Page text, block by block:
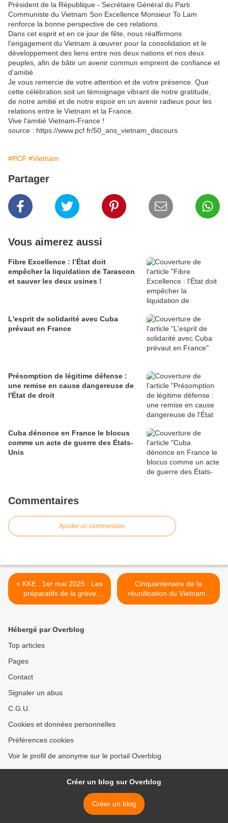
Président de la République - Secrétaire Général du Parti
Communiste du Vietnam Son Excellence Monsieur To Lam
renforce la bonne perspective de ces relations.
Dans cet esprit et en ce jour de fête, nous réaffirmons
l’engagement du Vietnam à œuvrer pour la consolidation et le
développement des liens entre nos deux nations et nos deux
peuples, afin de bâtir un avenir commun empreint de confiance et
d'amitié.
Je vous remercie de votre attention et de votre présence. Que
cette célébration soit un témoignage vibrant de notre gratitude,
de notre amitié et de notre espoir en un avenir radieux pour les
relations entre le Vietnam et la France.
Vive l'amitié Vietnam-France !
source : https://www.pcf.fr/50_ans_vietnam_discours
#PCF #Vietnam
Partager
Vous aimerez aussi
Fibre Excellence : l’État doit
empêcher la liquidation de Tarascon
et sauver les deux usines !
L'esprit de solidarité avec Cuba
prévaut en France
Présomption de légitime défense :
une remise en cause dangereuse de
l'État de droit
Cuba dénonce en France le blocus
comme un acte de guerre des États-
Unis
Commentaires
Ajouter un commentaire
< KKE : 1er mai 2025 : Les
préparatifs de la grève
atteignent leur apogée dans
Cinquantenaire de la
réunification du Vietnam :
Une soirée d'amitié et de
Hébergé par Overblog
Top articles
Pages
Contact
Signaler un abus
C.G.U.
Cookies et données personnelles
Préférences cookies
Voir le profil de anonyme sur le portail Overblog
Créer un blog sur Overblog
Créer un blog